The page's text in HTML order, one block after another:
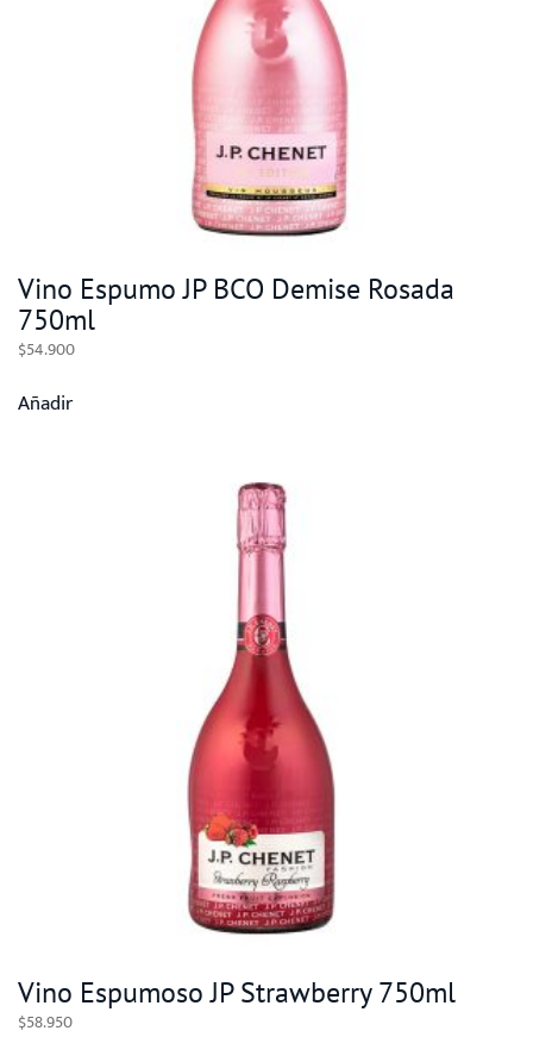
Vino Espumo JP BCO Demise Rosada
750ml
$54.900
Añadir
Vino Espumoso JP Strawberry 750ml
$58.950